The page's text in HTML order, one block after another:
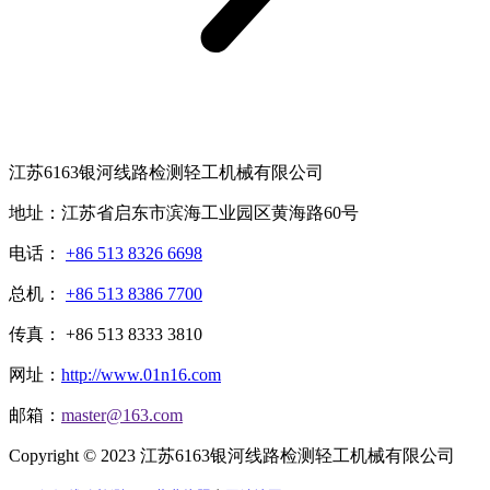
江苏6163银河线路检测轻工机械有限公司
地址：江苏省启东市滨海工业园区黄海路60号
电话： +86 513 8326 6698
总机： +86 513 8386 7700
传真： +86 513 8333 3810
网址： http://www.01n16.com
邮箱： master@163.com
Copyright © 2023 江苏6163银河线路检测轻工机械有限公司